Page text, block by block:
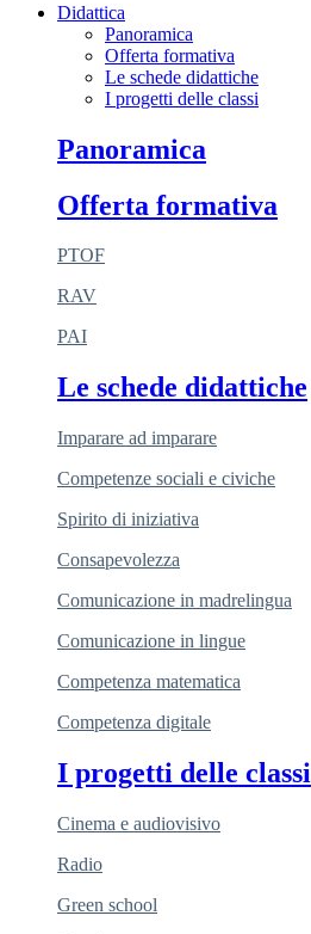
Didattica
Panoramica
Offerta formativa
Le schede didattiche
I progetti delle classi
Panoramica
Offerta formativa
PTOF
RAV
PAI
Le schede didattiche
Imparare ad imparare
Competenze sociali e civiche
Spirito di iniziativa
Consapevolezza
Comunicazione in madrelingua
Comunicazione in lingue
Competenza matematica
Competenza digitale
I progetti delle classi
Cinema e audiovisivo
Radio
Green school